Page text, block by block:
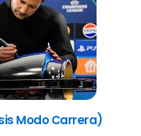
Modo Carrera)